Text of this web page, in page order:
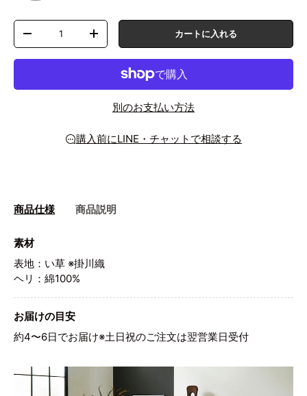
数量
数量を減らす
数量を増やす カートに入れる
別のお支払い方法
購入前にLINE・チャットで相談する
商品仕様 商品説明
素材
表地：い草 ※掛川織
ヘリ：綿100%
お届けの目安
約4〜6日でお届け※土日祝のご注文は翌営業日受付